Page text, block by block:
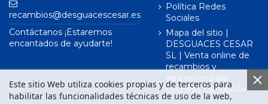
recambios@desguacescesar.es
Contáctanos ¡Estaremos
encantados de ayudarte!
Política Redes
Sociales
Mapa del sitio |
DESGUACES CESAR
SL | Venta online de
recambios y
despieces para
coches | Desguace
Este sitio Web utiliza cookies propias y de terceros para
habilitar las funcionalidades técnicas de uso de la web,